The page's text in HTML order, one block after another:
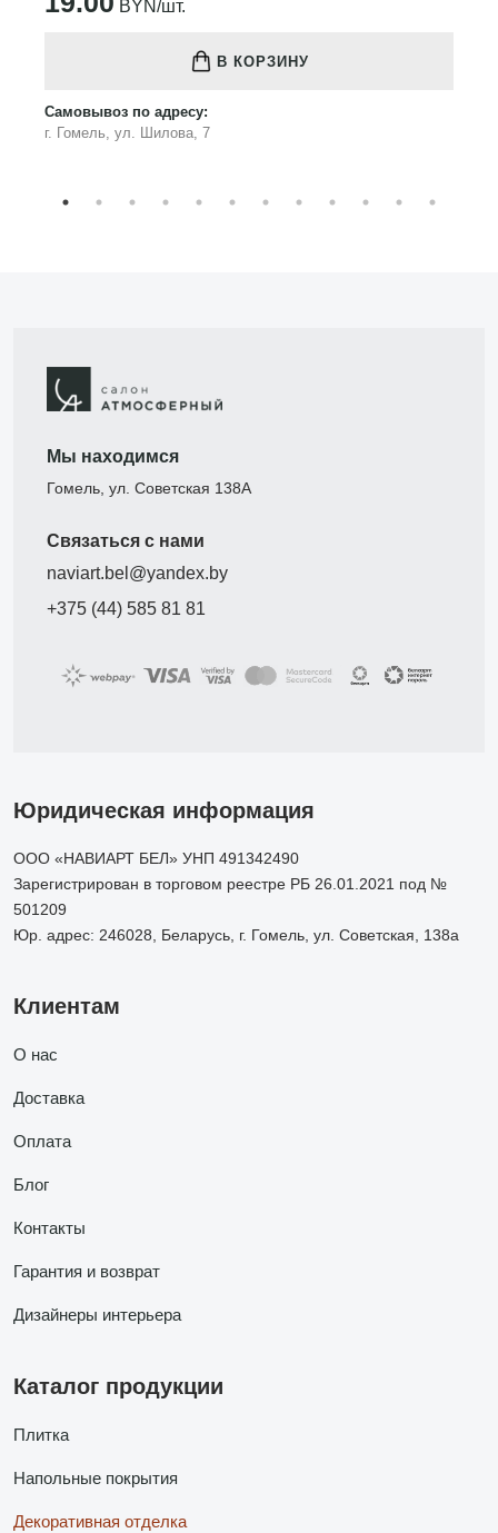
BYN/шт.
В КОРЗИНУ
Самовывоз по адресу:
г. Гомель, ул. Шилова, 7
Мы находимся
Гомель, ул. Советская 138А
Связаться с нами
naviart.bel@yandex.by
+375 (44) 585 81 81
Юридическая информация
ООО «НАВИАРТ БЕЛ» УНП 491342490
Зарегистрирован в торговом реестре РБ 26.01.2021 под №
501209
Юр. адрес: 246028, Беларусь, г. Гомель, ул. Советская, 138а
Клиентам
О нас
Доставка
Оплата
Блог
Контакты
Гарантия и возврат
Дизайнеры интерьера
Каталог продукции
Плитка
Напольные покрытия
Декоративная отделка